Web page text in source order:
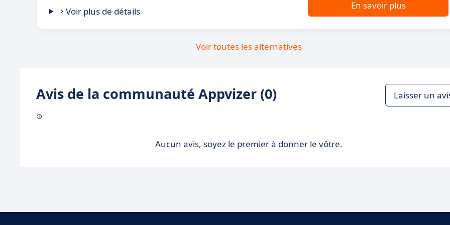
Voir plus de détails
En savoir plus
Voir toutes les alternatives
Avis de la communauté Appvizer (0) Laisser un
Aucun avis, soyez le premier à donner le vôtre.